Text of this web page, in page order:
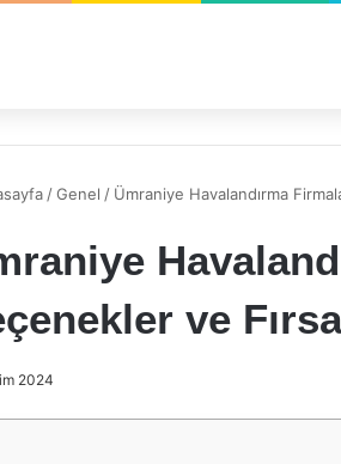
/Genel / Ümraniye Havalandırma
ve
2024